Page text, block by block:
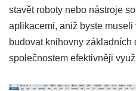
stavět roboty nebo nástroje
aplikacemi, aniž byste
budovat knihovny základních
společnostem efektivněji